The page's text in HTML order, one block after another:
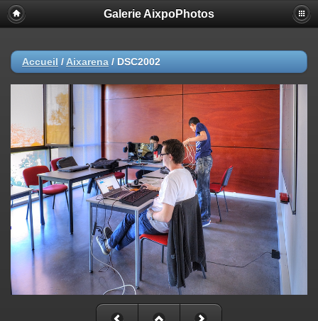
Galerie AixpoPhotos
Accueil / Aixarena / DSC2002